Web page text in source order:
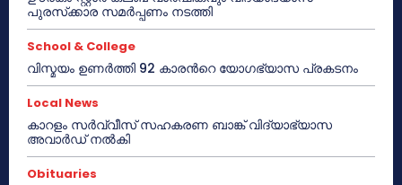
പുരസ്‌ക്കാര സമർപ്പണം നടത്തി
School & College
വിസ്മയം ഉണർത്തി 92 കാരൻറെ യോഗഭ്യാസ പ്രകടനം
Local News
കാറളം സർവ്വീസ് സഹകരണ ബാങ്ക് വിദ്യാഭ്യാസ
അവാർഡ് നൽകി
Obituaries